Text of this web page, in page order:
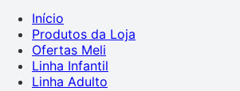
Início
Produtos da Loja
Ofertas Meli
Linha Infantil
Linha Adulto